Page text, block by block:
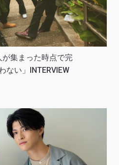
集まった時点で完
ない」INTERVIEW